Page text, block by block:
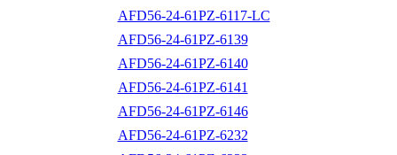
AFD56-24-61PZ-6117-LC
AFD56-24-61PZ-6139
AFD56-24-61PZ-6140
AFD56-24-61PZ-6141
AFD56-24-61PZ-6146
AFD56-24-61PZ-6232